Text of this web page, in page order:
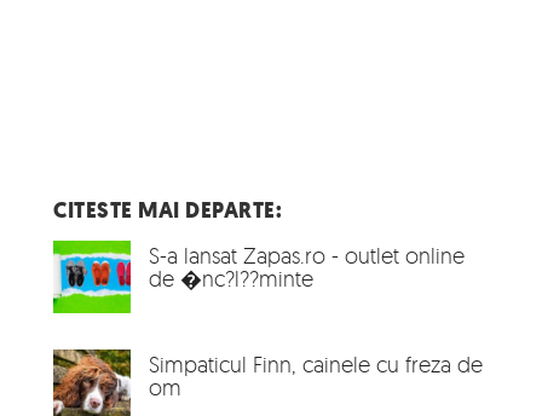
CITESTE MAI DEPARTE:
S-a lansat Zapas.ro - outlet online
de �nc?l??minte
Simpaticul Finn, cainele cu freza de
om